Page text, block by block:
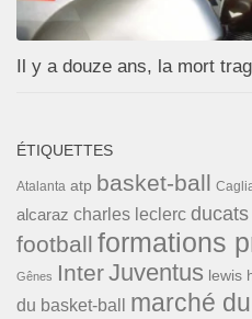
Il y a douze ans, la mort
ÉTIQUETTES
Atalanta atp basket-ball
alcaraz charles leclerc ducats
football formations
Gênes InterJuventus lewis
du basket-ball
marché du